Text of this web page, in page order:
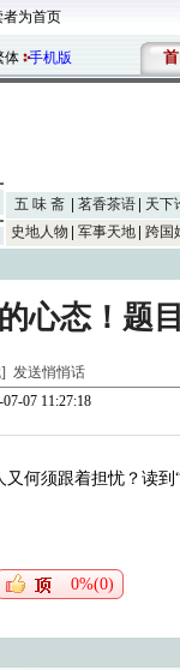
者为首页
体 手机版 首
五 味 斋 茗香茶语
天下
史地人物
军事天地 跨国
心态！题
发送悄悄话
07 11:27:18
何须跟着担忧？读
0%(0)